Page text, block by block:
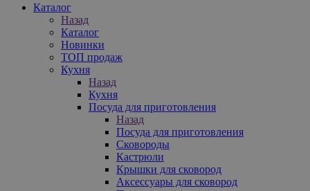
Каталог
Назад
Каталог
Новинки
ТОП продаж
Кухня
Назад
Кухня
Посуда для приготовления
Назад
Посуда для приготовления
Сковороды
Кастрюли
Крышки для сковород
Аксессуары для сковород